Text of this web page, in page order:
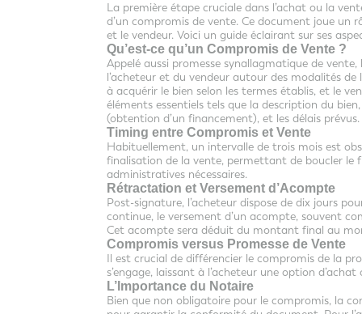
La première étape cruciale dans l’achat ou la
d’un compromis de vente. Ce document joue un
et le vendeur. Voici un guide éclairant sur ses
Qu’est-ce qu’un Compromis de Vente ?
Appelé aussi promesse synallagmatique de
l’acheteur et du vendeur autour des modalités
à acquérir le bien selon les termes établis, et le
éléments essentiels tels que la description du
(obtention d’un financement), et les délais prévus.
Timing entre Compromis et Vente
Habituellement, un intervalle de trois mois est
finalisation de la vente, permettant de boucler le
administratives nécessaires.
Rétractation et Versement d’Acompte
Post-signature, l’acheteur dispose de dix jours
continue, le versement d’un acompte, souvent
Cet acompte sera déduit du montant final au
Compromis versus Promesse de Vente
Il est crucial de différencier le compromis de la
s’engage, laissant à l’acheteur une option
L’Importance du Notaire
Bien que non obligatoire pour le compromis, la